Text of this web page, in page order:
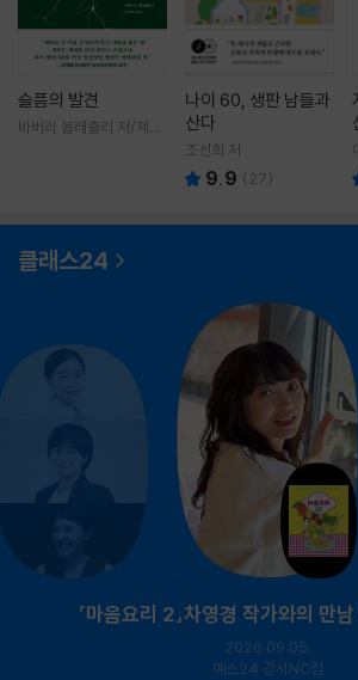
슬픔의 발견
바버라 블래츨리 저/제효
나이 60, 생판 남들과
산다
조선희 저
9.9 ( 27)
클래스24
『마음요리 2』차영경 작가와의 만
2026.09.05.
예스24 강서NC점